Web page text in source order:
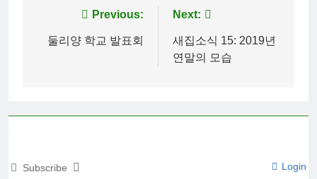
navigation
Previous:
둘리양 학교 발표회
Next:
새집소식 15: 2019년
연말의 모습
Subscribe Login